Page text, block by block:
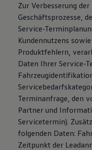
Zur Verbesserung
Geschäftsprozesse,
Service-
Kundennutzens
Produktfehlern,
Daten Ihrer Service-
Terminanfrage, den
Partner und
Servicetermin).
folgenden Daten:
Zeitpunkt der